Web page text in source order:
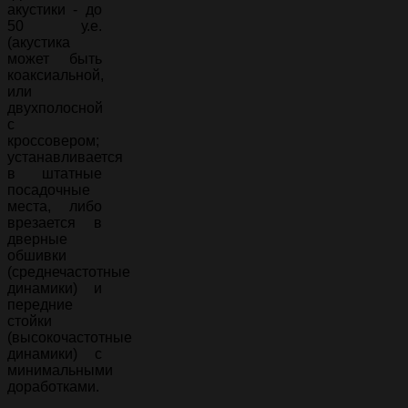
акустики - до
50 у.е.
(акустика
может быть
коаксиальной,
или
двухполосной
с
кроссовером;
устанавливается
в штатные
посадочные
места, либо
врезается в
дверные
обшивки
(среднечастотные
динамики) и
передние
стойки
(высокочастотные
динамики) с
минимальными
доработками.